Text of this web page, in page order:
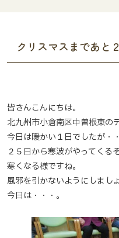
クリスマスまであと
皆さんこんにちは。
北九州市小倉南区中曽根東の
今日は暖かい１日でしたが・・
２５日から寒波がやってくる
寒くなる様ですね。
風邪を引かないようにしまし
今日は・・・。